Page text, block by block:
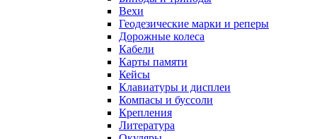
Вехи
Геодезические марки и реперы
Дорожные колеса
Кабели
Карты памяти
Кейсы
Клавиатуры и дисплеи
Компасы и буссоли
Крепления
Литература